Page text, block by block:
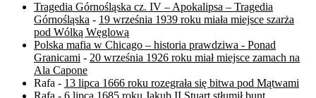
Tragedia Górnośląska cz. IV – Apokalipsa – Tragedia
Górnośląska - 19 września 1939 roku miała miejsce szarża
pod Wólką Węglową
Polska mafia w Chicago – historia prawdziwa - Ponad
Granicami - 20 września 1926 roku miał miejsce zamach na
Ala Capone
Rafa - 13 lipca 1666 roku rozegrała się bitwa pod Mątwami
Rafa - 6 lipca 1685 roku Jakub II Stuart stłumił bunt